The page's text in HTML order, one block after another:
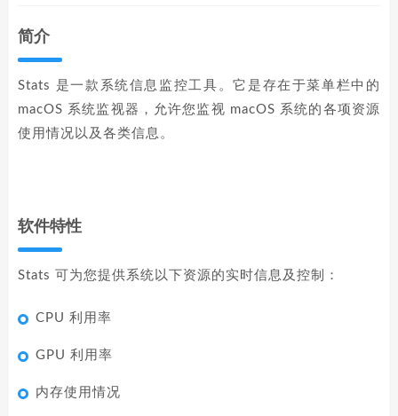
简介
Stats 是一款系统信息监控工具。它是存在于菜单栏中的
macOS 系统监视器，允许您监视 macOS 系统的各项资源
使用情况以及各类信息。
软件特性
Stats 可为您提供系统以下资源的实时信息及控制：
CPU 利用率
GPU 利用率
内存使用情况